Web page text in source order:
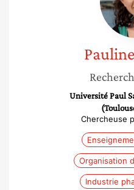
Pauline
Université Paul
Chercheuse
Organisation
Industrie